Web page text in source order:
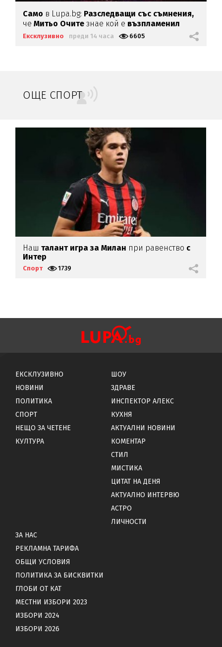
Само в Lupa.bg: Разследващи със съмнения,
чеМитьо Очите знае кой е възпламенил
Майбаха му
Ексклузивно преди 14 часа 6605
ОЩЕ СПОРТ
Нашталант игра за Милан при равенство с
Интер
Спорт 1739
ЕКСКЛУЗИВНО
НОВИНИ
ПОЛИТИКА
СПОРТ
НЕЩО ЗА ЧЕТЕНЕ
КУЛТУРА
ШОУ
ЗДРАВЕ
ИНСПЕКТОР АЛЕКС
КУХНЯ
АКТУАЛНИ НОВИНИ
КОМЕНТАР
СТИЛ
МИСТИКА
ЦИТАТ НА ДЕНЯ
АКТУАЛНО ИНТЕРВЮ
АСТРО
ЛИЧНОСТИ
ЗА НАС
РЕКЛАМНА ТАРИФА
ОБЩИ УСЛОВИЯ
ПОЛИТИКА ЗА БИСКВИТКИ
ГЛОБИ ОТ КАТ
МЕСТНИ ИЗБОРИ 2023
ИЗБОРИ 2024
ИЗБОРИ 2026